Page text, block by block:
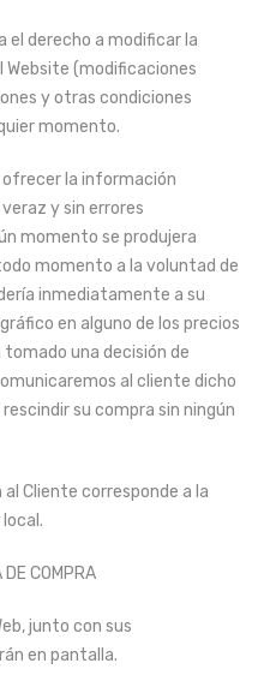
el derecho a modificar la
(modificaciones
y otras condiciones
momento.
la información
y sin errores
momento se produjera
momento a la voluntad de
inmediatamente a su
en alguno de los precios
una decisión de
al cliente dicho
su compra sin ningún
al Cliente corresponde a la
DE COMPRA
junto con sus
en pantalla.